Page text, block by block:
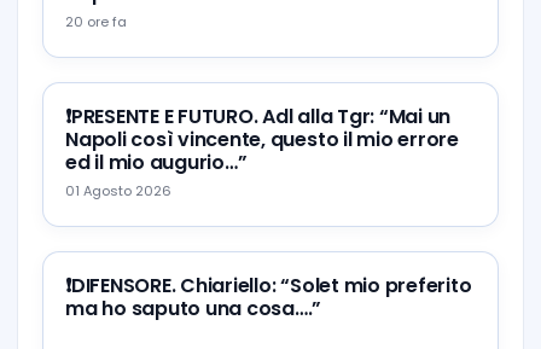
20 ore fa
❗️PRESENTE E FUTURO. Adl alla Tgr: “Mai un
Napoli così vincente, questo il mio errore
ed il mio augurio…”
01 Agosto 2026
❗️DIFENSORE. Chiariello: “Solet mio preferito
ma ho saputo una cosa….”